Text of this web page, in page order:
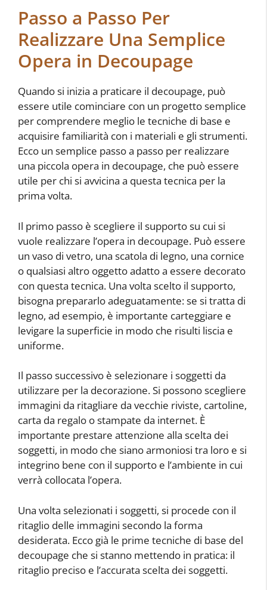
Passo a Passo Per
Realizzare Una Semplice
Opera in Decoupage
Quando si inizia a praticare il decoupage, può
essere utile cominciare con un progetto semplice
per comprendere meglio le tecniche di base e
acquisire familiarità con i materiali e gli strumenti.
Ecco un semplice passo a passo per realizzare
una piccola opera in decoupage, che può essere
utile per chi si avvicina a questa tecnica per la
prima volta.
Il primo passo è scegliere il supporto su cui si
vuole realizzare l’opera in decoupage. Può essere
un vaso di vetro, una scatola di legno, una cornice
o qualsiasi altro oggetto adatto a essere decorato
con questa tecnica. Una volta scelto il supporto,
bisogna prepararlo adeguatamente: se si tratta di
legno, ad esempio, è importante carteggiare e
levigare la superficie in modo che risulti liscia e
uniforme.
Il passo successivo è selezionare i soggetti da
utilizzare per la decorazione. Si possono scegliere
immagini da ritagliare da vecchie riviste, cartoline,
carta da regalo o stampate da internet. È
importante prestare attenzione alla scelta dei
soggetti, in modo che siano armoniosi tra loro e si
integrino bene con il supporto e l’ambiente in cui
verrà collocata l’opera.
Una volta selezionati i soggetti, si procede con il
ritaglio delle immagini secondo la forma
desiderata. Ecco già le prime tecniche di base del
decoupage che si stanno mettendo in pratica: il
ritaglio preciso e l’accurata scelta dei soggetti.